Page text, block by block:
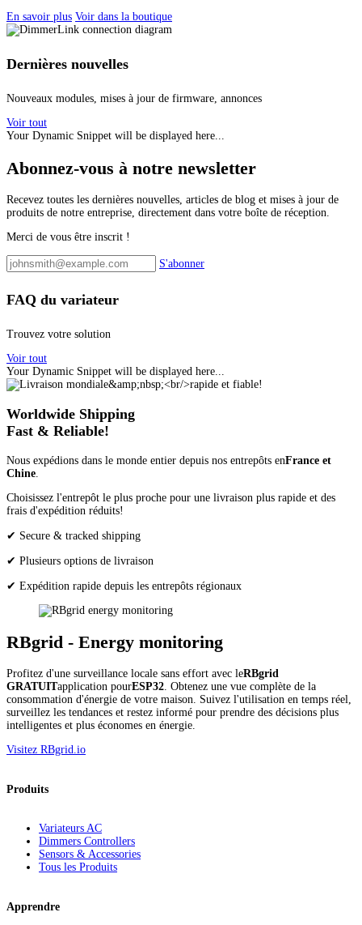
En savoir plus Voir dans la boutique
Dernières nouvelles
Nouveaux modules, mises à jour de firmware, annonces
Voir tout
Your Dynamic Snippet will be displayed here...
Abonnez-vous à notre newsletter
Recevez toutes les dernières nouvelles, articles de blog et mises à jour de
produits de notre entreprise, directement dans votre boîte de réception.
Merci de vous être inscrit !
S'abonner
FAQ du variateur
Trouvez votre solution
Voir tout
Your Dynamic Snippet will be displayed here...
Worldwide Shipping
Fast & Reliable!
Nous expédions dans le monde entier depuis nos entrepôts enFrance et
Chine
Choisissez l'entrepôt le plus proche pour une livraison plus rapide et des
frais d'expédition réduits!
✔ Secure & tracked shipping
✔ Plusieurs options de livraison
✔ Expédition rapide depuis les entrepôts régionaux
RBgrid - Energy monitoring
Profitez d'une surveillance locale sans effort avec leRBgrid
GRATUITapplication pourESP32. Obtenez une vue complète de la
consommation d'énergie de votre maison. Suivez l'utilisation en temps réel,
surveillez les tendances et restez informé pour prendre des décisions plus
intelligentes et plus économes en énergie.
Visitez RBgrid.io
Produits
Variateurs AC
Dimmers Controllers
Sensors & Accessories
Tous les Produits
Apprendre